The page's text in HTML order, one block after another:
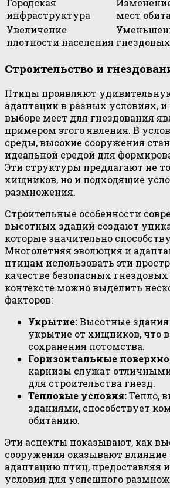
Городская
инфраструктура
мест
Увеличение
плотности населения
Строительство и
Птицы проявляют
адаптации в разных условиях, и
выборе мест для гнездования
примером этого явления. В
среды, высокие сооружения
идеальной средой для
Эти структуры предлагают не
хищников, но и подходящие
размножения.
Строительные особенности
высотных зданий создают
которые значительно
Многолетняя эволюция и
птицам использовать эти
качестве безопасных
контексте можно выделить
факторов:
Укрытие:Высотные
укрытие от хищников, что
сохранения потомства.
Горизонтальные
карнизы служат
для строительства гнезд.
Тепловые условия:Тепло,
зданиями, способствует
обитанию.
Эти аспекты показывают, как
сооружения оказывают влияние
адаптацию птиц, предоставляя
условия для успешного